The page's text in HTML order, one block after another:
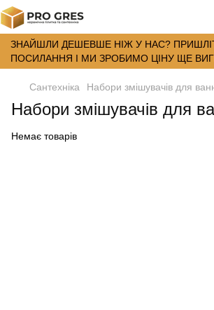
ЗНАЙШЛИ ДЕШЕВШЕ НІЖ У НАС?
ПОСИЛАННЯ І МИ ЗРОБИМО ЦІНУ ЩЕ
Сантехніка Набори змішувачів для
Набори змішувачів для
Немає товарів